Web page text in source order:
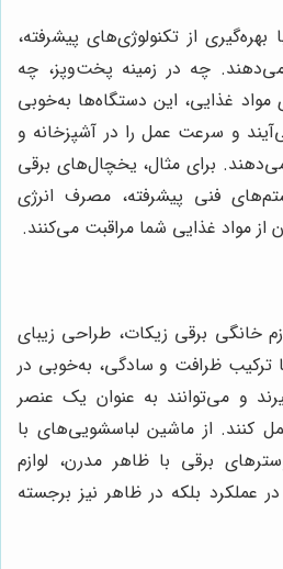
از تکنولوژی‌های پیشرفته،
می‌دهند. چه در زمینه پخت‌وپز، چه
غذایی، این دستگاه‌ها به‌خوبی
و سرعت عمل را در آشپزخانه و
برای مثال، یخچال‌های برقی
فنی پیشرفته، مصرف انرژی
از مواد غذایی شما مراقبت می‌کنند.
خانگی برقی زیکات، طراحی زیبای
ظرافت و سادگی، به‌خوبی در
و می‌توانند به عنوان یک عنصر
کنند. از ماشین لباسشویی‌های با
برقی با ظاهر مدرن، لوازم
عملکرد بلکه در ظاهر نیز برجسته